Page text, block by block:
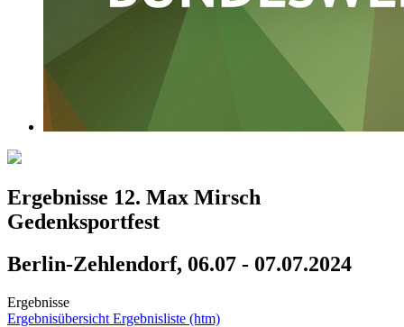
Ergebnisse 12. Max Mirsch
Gedenksportfest
Berlin-Zehlendorf, 06.07 - 07.07.2024
Ergebnisse
Ergebnisübersicht Ergebnisliste (htm)